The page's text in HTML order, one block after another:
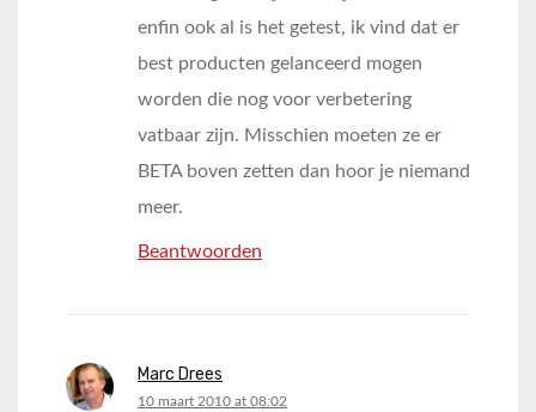
enfin ook al is het getest, ik vind dat er
best producten gelanceerd mogen
worden die nog voor verbetering
vatbaar zijn. Misschien moeten ze er
BETA boven zetten dan hoor je niemand
meer.
Beantwoorden
Marc Drees
says:
10 maart 2010 at 08:02